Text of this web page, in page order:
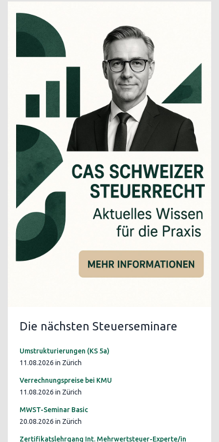
Die nächsten Steuerseminare
Umstrukturierungen (KS 5a)
11.08.2026 in Zürich
Verrechnungspreise bei KMU
11.08.2026 in Zürich
MWST-Seminar Basic
20.08.2026 in Zürich
Zertifikatslehrgang Int. Mehrwertsteuer-Experte/in